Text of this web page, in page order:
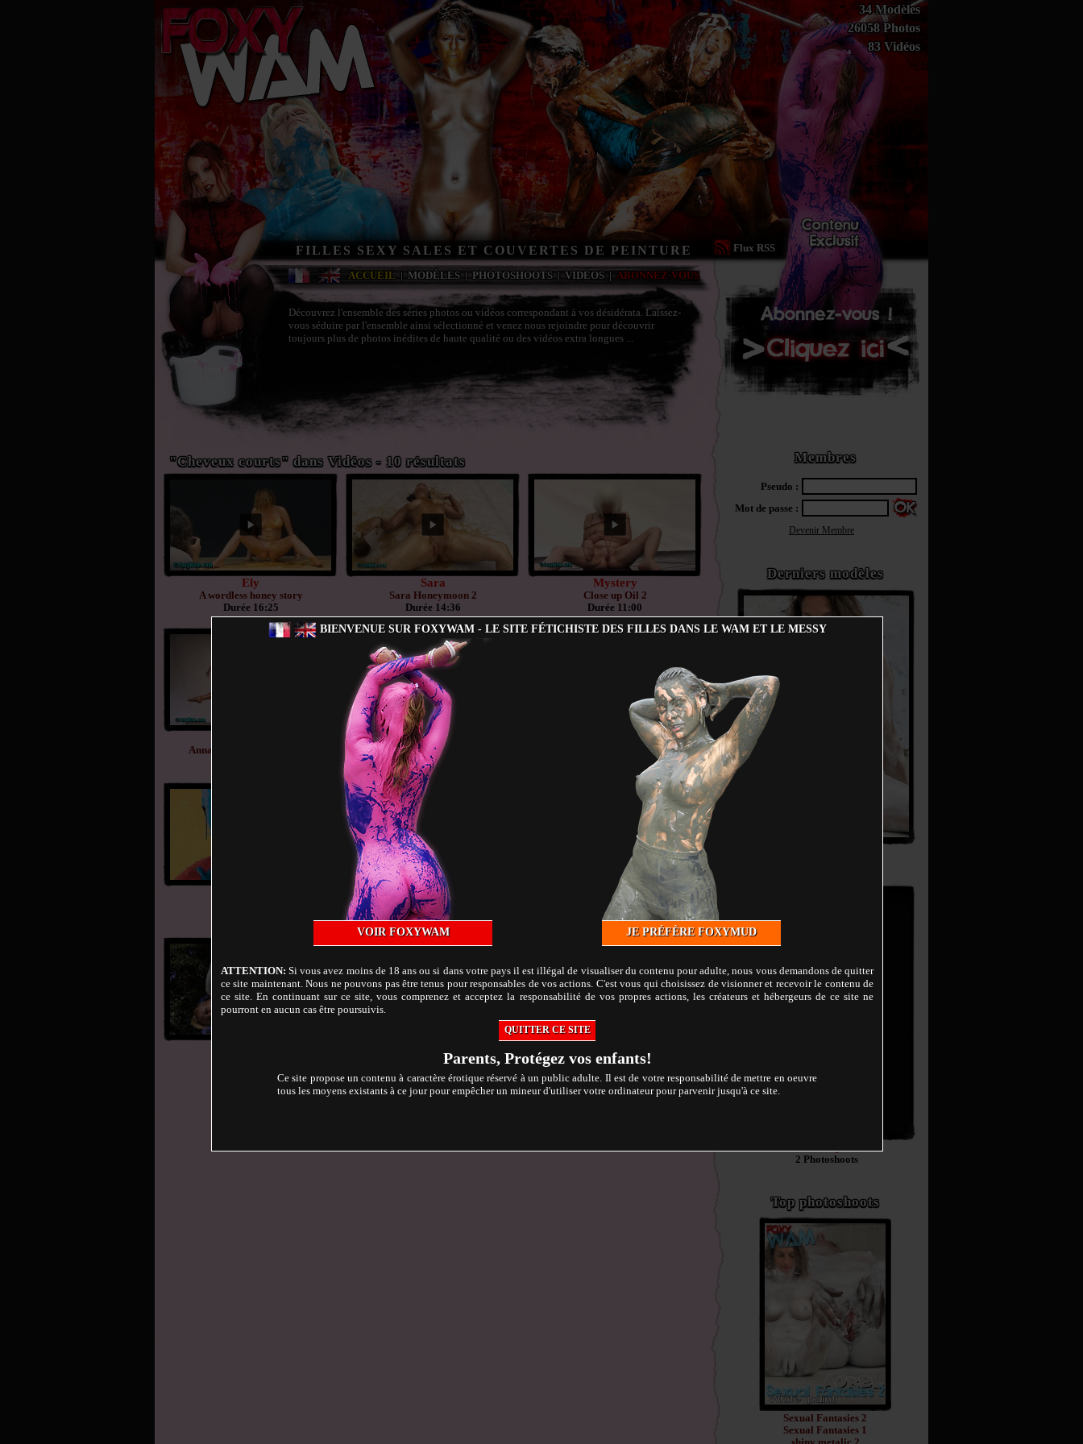
BIENVENUE SUR FOXYWAM - LE SITE FÉTICHISTE DES FILLES DANS LE WAM ET LE MESSY
VOIR FOXYWAM JE PRÉFÈRE FOXYMUD
ATTENTION: Si vous avez moins de 18 ans ou si dans votre pays il est illégal de visualiser du contenu pour adulte, nous vous demandons de quitter
ce site maintenant. Nous ne pouvons pas être tenus pour responsables de vos actions. C'est vous qui choisissez de visionner et recevoir le contenu de
ce site. En continuant sur ce site, vous comprenez et acceptez la responsabilité de vos propres actions, les créateurs et hébergeurs de ce site ne
pourront en aucun cas être poursuivis.
QUITTER CE SITE
Parents, Protégez vos enfants!
Ce site propose un contenu à caractère érotique réservé à un public adulte. Il est de votre responsabilité de mettre en oeuvre
tous les moyens existants à ce jour pour empêcher un mineur d'utiliser votre ordinateur pour parvenir jusqu'à ce site.
FILLES SEXY SALES ET COUVERTES DE PEINTURE Flux RSS
ACCUEIL | MODÈLES | PHOTOSHOOTS | VIDÉOS | ABONNEZ-VOUS
34 Modèles
26058 Photos
83 Vidéos
Découvrez l'ensemble des séries photos ou vidéos correspondant à vos désidérata. Laissez-
vous séduire par l'ensemble ainsi sélectionné et venez nous rejoindre pour découvrir
toujours plus de photos inédites de haute qualité ou des vidéos extra longues ...
"Cheveux courts" dans Vidéos - 10 résultats
Ely
A wordless honey story
Durée 16:25
Sara
Sara Honeymoon 2
Durée 14:36
Mystery
Close up Oil 2
Durée 11:00
Anna paint covered - 2 blue
Anna
Anna paint covered - 1 Copper
Durée 13:57
Wild Painting
Aurore
Suspended 2
Durée 16:13
Aurore
Suspended 1
Durée 14:50
Membres
Pseudo :
Mot de passe :
Devenir Membre
Derniers modèles
2 Photoshoots
Top photoshoots
Sexual Fantasies 2
Sexual Fantasies 1
shiny metalic 2